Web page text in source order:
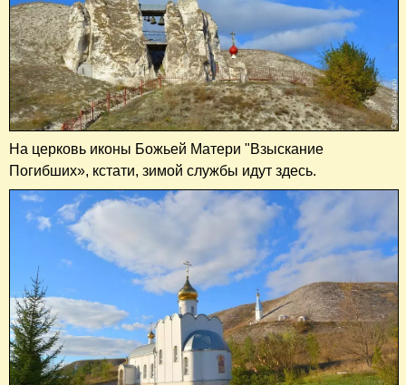
На церковь иконы Божьей Матери "Взыскание
Погибших», кстати, зимой службы идут здесь.